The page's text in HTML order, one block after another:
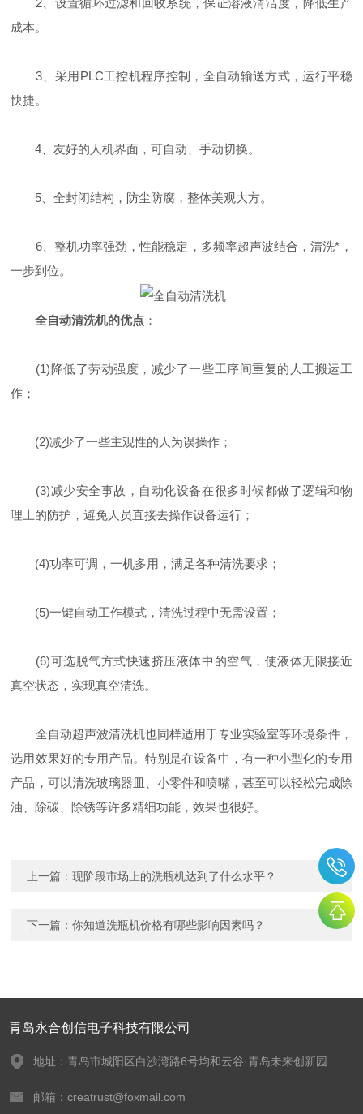
2、设置循环过滤和回收系统，保证溶液清洁度，降低生产
成本。
3、采用PLC工控机程序控制，全自动输送方式，运行平稳
快捷。
4、友好的人机界面，可自动、手动切换。
5、全封闭结构，防尘防腐，整体美观大方。
6、整机功率强劲，性能稳定，多频率超声波结合，清洗*，
一步到位。
全自动清洗机的优点 ：
(1)降低了劳动强度，减少了一些工序间重复的人工搬运工
作；
(2)减少了一些主观性的人为误操作；
(3)减少安全事故，自动化设备在很多时候都做了逻辑和物
理上的防护，避免人员直接去操作设备运行；
(4)功率可调，一机多用，满足各种清洗要求；
(5)一键自动工作模式，清洗过程中无需设置；
(6)可选脱气方式快速挤压液体中的空气，使液体无限接近
真空状态，实现真空清洗。
全自动超声波清洗机也同样适用于专业实验室等环境条件，
选用效果好的专用产品。特别是在设备中，有一种小型化的专用
产品，可以清洗玻璃器皿、小零件和喷嘴，甚至可以轻松完成除
油、除碳、除锈等许多精细功能，效果也很好。
上一篇：现阶段市场上的洗瓶机达到了什么水平？
下一篇：你知道洗瓶机价格有哪些影响因素吗？
青岛永合创信电子科技有限公司
地址：青岛市城阳区白沙湾路6号均和云谷·青岛未来创新园
邮箱：creatrust@foxmail.com